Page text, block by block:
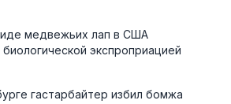
медвежьих лап в США
биологической экспроприацией
гастарбайтер избил бомжа